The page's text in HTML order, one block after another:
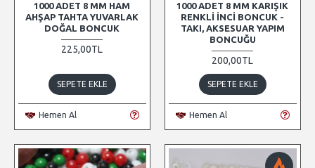
1000 ADET 8 MM HAM
AHŞAP TAHTA YUVARLAK
DOĞAL BONCUK
225,00TL
SEPETE EKLE
Hemen Al
1000 ADET 8 MM KARIŞIK
RENKLI İNCI BONCUK -
TAKI, AKSESUAR YAPIM
BONCUĞU
200,00TL
SEPETE EKLE
Hemen Al